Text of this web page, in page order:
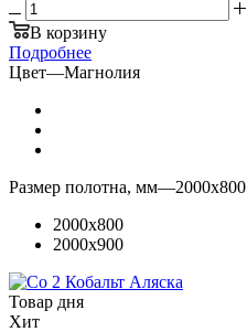
В корзину
Подробнее
Цвет—Магнолия
Размер полотна, мм—2000x800
2000x800
2000x900
Товар дня
Хит